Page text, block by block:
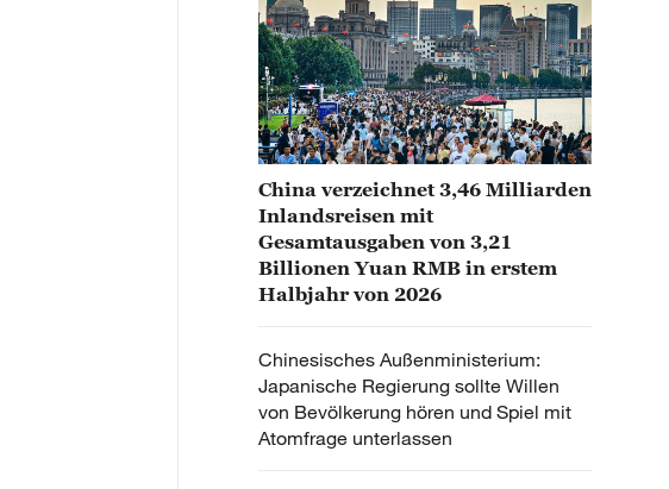
China verzeichnet 3,46 Milliarden
Inlandsreisen mit
Gesamtausgaben von 3,21
Billionen Yuan RMB in erstem
Halbjahr von 2026
Chinesisches Außenministerium:
Japanische Regierung sollte Willen
von Bevölkerung hören und Spiel mit
Atomfrage unterlassen